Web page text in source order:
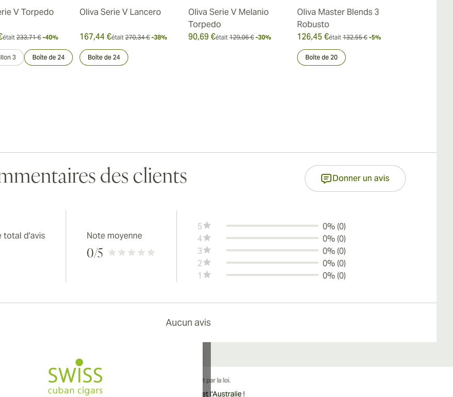
V Torpedo
était 233,71 € -40%
3 Boîte de 24
Oliva Serie V Lancero
167,44 €était 270,34 € -38%
Boîte de 24
Oliva Serie V Melanio
Torpedo
90,69 €était 129,06 € -30%
Oliva Master Blends 3
Robusto
126,45 €était 132,55 € -5%
Boîte de 20
des clients Donner un avis
total d'avis Note moyenne
0/5
5
0% (0)
4
0% (0)
3
0% (0)
2
0% (0)
1
0% (0)
Aucun avis
internationale disponible vers le Canada, le Royaume-Uni et l'Australie !